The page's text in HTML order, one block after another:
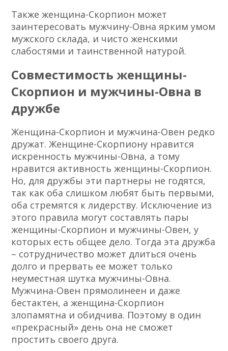
Также женщина-Скорпион может
заинтересовать мужчину-Овна ярким умом
мужского склада, и чисто женскими
слабостями и таинственной натурой.
Совместимость женщины-
Скорпион и мужчины-Овна в
дружбе
Женщина-Скорпион и мужчина-Овен редко
дружат. Женщине-Скорпиону нравится
искренность мужчины-Овна, а тому
нравится активность женщины-Скорпион.
Но, для дружбы эти партнеры не годятся,
так как оба слишком любят быть первыми,
оба стремятся к лидерству. Исключение из
этого правила могут составлять пары
женщины-Скорпион и мужчины-Овен, у
которых есть общее дело. Тогда эта дружба
– сотрудничество может длиться очень
долго и прервать ее может только
неуместная шутка мужчины-Овна.
Мужчина-Овен прямолинеен и даже
бестактен, а женщина-Скорпион
злопамятна и обидчива. Поэтому в один
«прекрасный» день она не сможет
простить своего друга.